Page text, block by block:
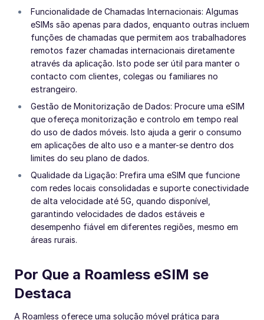
Funcionalidade de Chamadas Internacionais: Algumas
eSIMs são apenas para dados, enquanto outras incluem
funções de chamadas que permitem aos trabalhadores
remotos fazer chamadas internacionais diretamente
através da aplicação. Isto pode ser útil para manter o
contacto com clientes, colegas ou familiares no
estrangeiro.
Gestão de Monitorização de Dados: Procure uma eSIM
que ofereça monitorização e controlo em tempo real
do uso de dados móveis. Isto ajuda a gerir o consumo
em aplicações de alto uso e a manter-se dentro dos
limites do seu plano de dados.
Qualidade da Ligação: Prefira uma eSIM que funcione
com redes locais consolidadas e suporte conectividade
de alta velocidade até 5G, quando disponível,
garantindo velocidades de dados estáveis e
desempenho fiável em diferentes regiões, mesmo em
áreas rurais.
Por Que a Roamless eSIM se
Destaca
A Roamless oferece uma solução móvel prática para